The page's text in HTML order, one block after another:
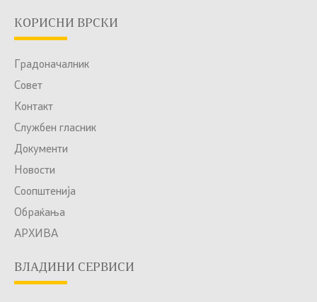
КОРИСНИ ВРСКИ
Градоначалник
Совет
Контакт
Службен гласник
Документи
Новости
Соопштенија
Обраќања
АРХИВА
ВЛАДИНИ СЕРВИСИ